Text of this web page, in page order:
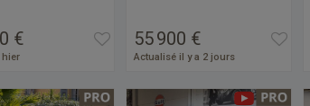
€
hier
55 900 €
Actualisé il y a 2 jours